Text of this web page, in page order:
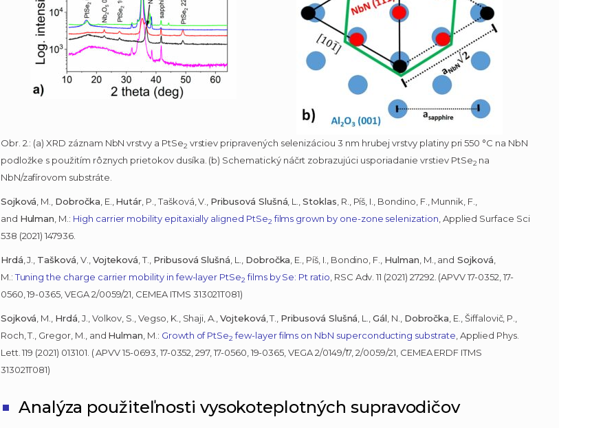
Obr. 2.: (a) XRD záznam NbN vrstvy a PtSe2 vrstiev pripravených selenizáciou 3 nm hrubej vrstvy platiny pri 550 °C na NbN
podložke s použitím rôznych prietokov dusíka. (b) Schematický náčrt zobrazujúci usporiadanie vrstiev PtSe2 na
NbN/zafírovom substráte.
Sojková, M., Dobročka, E.,Hutár, P., Tašková, V., Pribusová Slušná, L.,Stoklas, R., Píš, I., Bondino, F., Munnik, F.,
and Hulman, M.: High carrier mobility epitaxially aligned PtSe2 films grown by one-zone selenization, Applied Surface Sci
538 (2021) 147936.
Hrdá, J., Tašková, V.,Vojteková, T., Pribusová Slušná, L., Dobročka, E., Píš, I., Bondino, F., Hulman, M., and Sojková,
M.:Tuning the charge carrier mobility in few-layer PtSe2 films by Se: Pt ratio, RSC Adv. 11 (2021) 27292. (APVV 17-0352, 17-
0560, 19-0365, VEGA 2/0059/21, CEMEA ITMS 313021T081)
Sojková, M., Hrdá, J., Volkov, S., Vegso, K., Shaji, A.,Vojteková, T., Pribusová Slušná, L.,Gál, N., Dobročka, E., Šiffalovič, P.,
Roch, T., Gregor, M., and Hulman, M.: Growth of PtSe2 few-layer films on NbN superconducting substrate, Applied Phys.
Lett. 119 (2021) 013101. ( APVV 15-0693, 17-0352, 297, 17-0560, 19-0365, VEGA 2/0149/17, 2/0059/21, CEMEA ERDF ITMS
313021T081)
Analýza použiteľnosti vysokoteplotných supravodičov